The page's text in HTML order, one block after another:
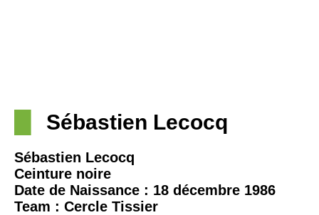
Sébastien Lecocq
Sébastien Lecocq
Ceinture noire
Date de Naissance : 18 décembre 1986
Team : Cercle Tissier